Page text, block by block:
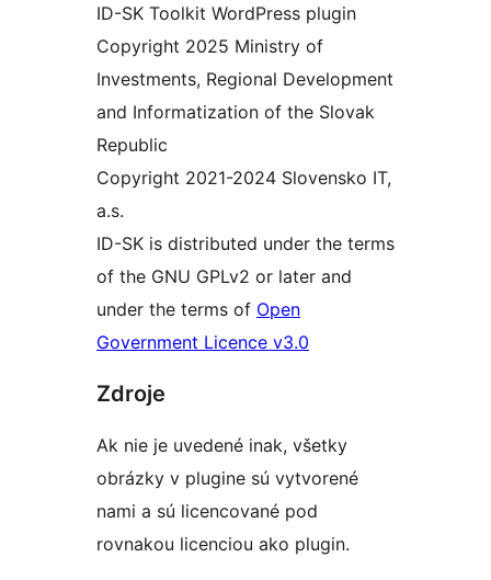
ID-SK Toolkit WordPress plugin
Copyright 2025 Ministry of
Investments, Regional Development
and Informatization of the Slovak
Republic
Copyright 2021-2024 Slovensko IT,
a.s.
ID-SK is distributed under the terms
of the GNU GPLv2 or later and
under the terms of Open
Government Licence v3.0
Zdroje
Ak nie je uvedené inak, všetky
obrázky v plugine sú vytvorené
nami a sú licencované pod
rovnakou licenciou ako plugin.